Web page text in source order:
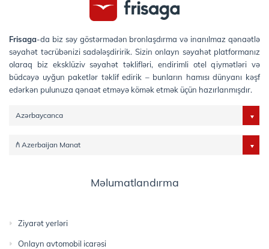
Frisaga-da biz səy göstərmədən bronlaşdırma və inanılmaz qənaətlə
səyahət təcrübənizi sadələşdiririk. Sizin onlayn səyahət platformanız
olaraq biz eksklüziv səyahət təklifləri, endirimli otel qiymətləri və
büdcəyə uyğun paketlər təklif edirik – bunların hamısı dünyanı kəşf
edərkən pulunuza qənaət etməyə kömək etmək üçün hazırlanmışdır.
Azərbaycanca
₼ Azerbaijan Manat
Məlumatlandırma
Ziyarət yerləri
Onlayn avtomobil icarəsi